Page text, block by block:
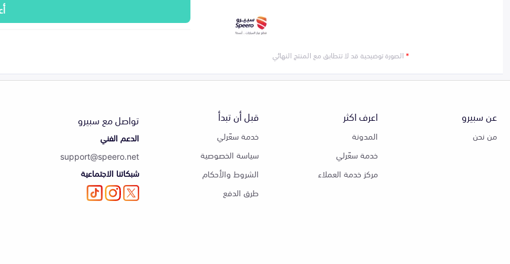
*الصورة توضيحية قد لا تتطابق مع المنتج النهائي
عن سبيرو
من نحن
اعرف اكثر
المدونة
خدمة سعّرلي
مركز خدمة العملاء
قبل أن تبدأ
خدمة سعّرلي
سياسة الخصوصية
الشروط والأحكام
طرق الدفع
تواصل مع سبيرو
الدعم الفني
support@speero.net
شبكاتنا الاجتماعية